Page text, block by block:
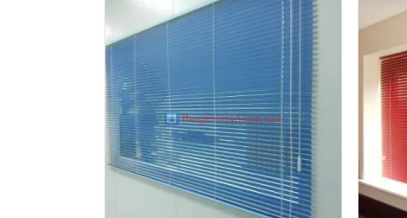
Add to
Wishlist